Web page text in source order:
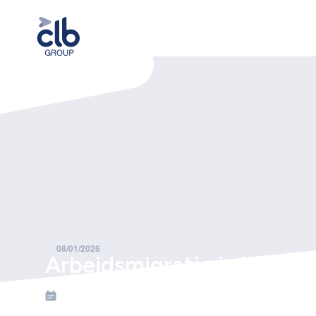
08/01/2026